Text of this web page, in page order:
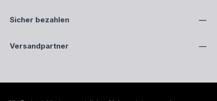
Sicher bezahlen
Versandpartner